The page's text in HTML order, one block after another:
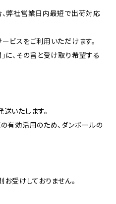
弊社営業日内最短で出荷対応
ビスをご利用いただけます。
、その旨と受け取り希望する
いたします。
有効活用のため、ダンボールの
受けしておりません。